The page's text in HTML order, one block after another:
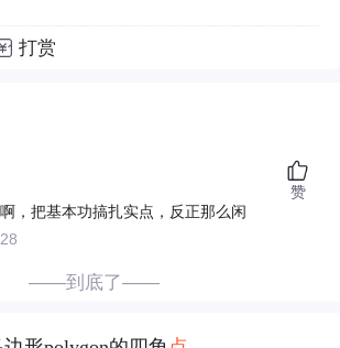
打赏
，把基本功搞扎实点，反正那么闲
赞
——到底了——